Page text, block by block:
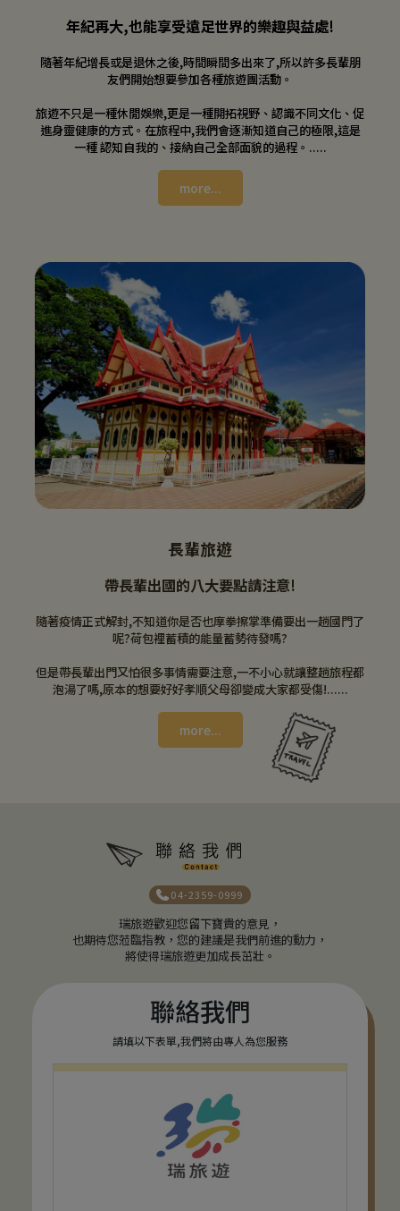
年紀再大,也能享受遠足世界的樂趣與益處!
隨著年紀增長或是退休之後,時間瞬間多出來了,所以許多長輩朋
友們開始想要參加各種旅遊團活動。
旅遊不只是一種休閒娛樂,更是一種開拓視野、認識不同文化、促
進身靈健康的方式。在旅程中,我們會逐漸知道自己的極限,這是
一種 認知自我的、接納自己全部面貌的過程。.....
more...
長輩旅遊
帶長輩出國的八大要點請注意!
隨著疫情正式解封,不知道你是否也摩拳擦掌準備要出一趟國門了
呢?荷包裡蓄積的能量蓄勢待發嗎?
但是帶長輩出門又怕很多事情需要注意,一不小心就讓整趟旅程都
泡湯了嗎,原本的想要好好孝順父母卻變成大家都受傷!......
more...
04-2359-0999
瑞旅遊歡迎您留下寶貴的意見，
也期待您蒞臨指教，您的建議是我們前進的動力，
將使得瑞旅遊更加成長茁壯。
聯絡我們
請填以下表單,我們將由專人為您服務